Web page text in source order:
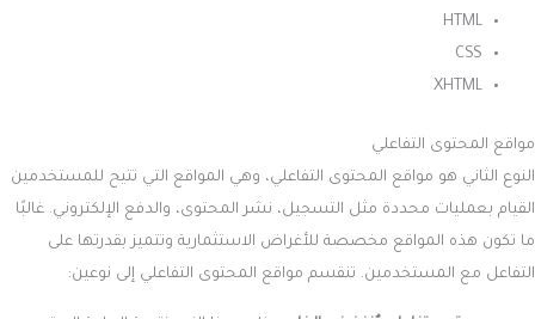
HTML
CSS
XHTML
مواقع المحتوى التفاعلي
النوع الثاني هو مواقع المحتوى التفاعلي، وهي المواقع التي تتيح للمستخدمين
القيام بعمليات محددة مثل التسجيل، نشر المحتوى، والدفع الإلكتروني. غالبًا
ما تكون هذه المواقع مخصصة للأغراض الاستثمارية وتتميز بقدرتها على
التفاعل مع المستخدمين. تنقسم مواقع المحتوى التفاعلي إلى نوعين: